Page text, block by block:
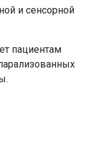
и сенсорной
пациентам